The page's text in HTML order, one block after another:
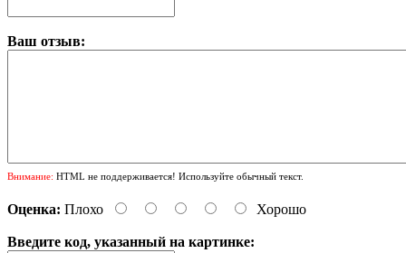
Ваш отзыв:
Внимание: HTML не поддерживается! Используйте обычный текст.
Оценка: Плохо Хорошо
Введите код, указанный на картинке: